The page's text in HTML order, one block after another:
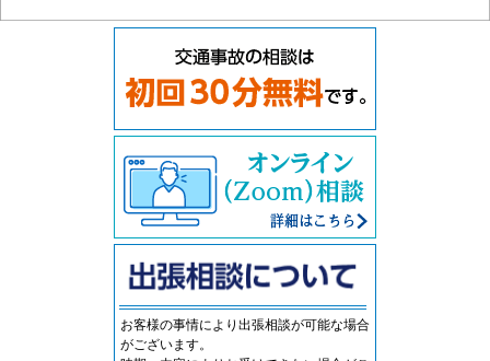
お客様の事情により出張相談が可能な場合
がございます。